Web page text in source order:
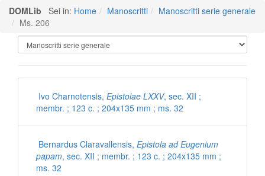
DOMLib Sei in: Home Manoscritti
Manoscritti serie generale
Ms. 206
Manoscritti Polironiani
Ivo Charnotensis, Epistolae LXXV, sec. XII ;
membr. ; 123 c. ; 204x135 mm ; ms. 32
Bernardus Claravallensis, Epistola ad Eugenium
papam, sec. XII ; membr. ; 123 c. ; 204x135 mm ;
ms. 32